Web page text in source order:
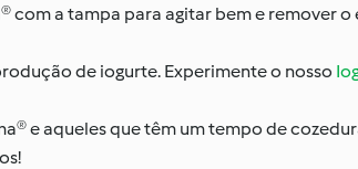
com a tampa para agitar bem e remover o
de iogurte. Experimente o nosso
e aqueles que têm um tempo de